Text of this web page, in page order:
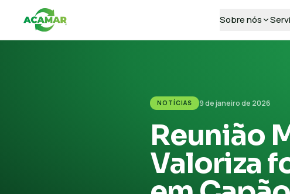
Sobre nós
NOTÍCIAS 9 de janeiro de 2026
Reunião
Valoriza